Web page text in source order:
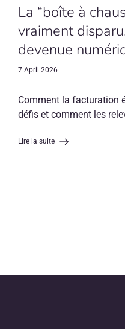
La “boîte à
vraiment
devenue
7 April 2026
Comment la facturation
défis et comment les
Lire la suite